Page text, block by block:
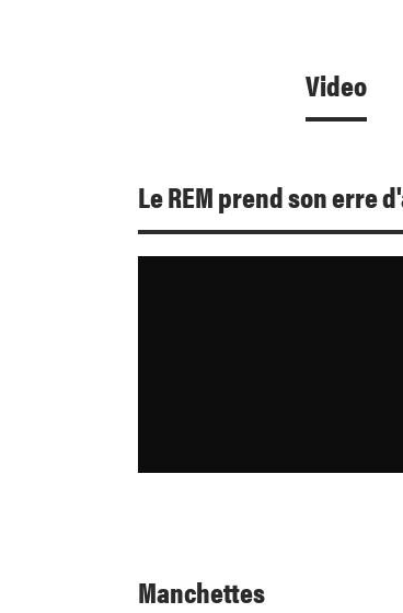
Video
Le REM prend son erre
Manchettes